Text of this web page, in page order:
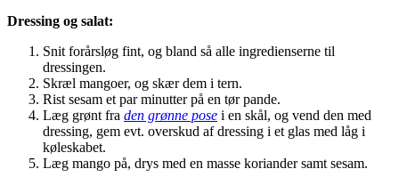
Dressing og salat:
Snit forårsløg fint, og bland så alle ingredienserne til
dressingen.
Skræl mangoer, og skær dem i tern.
Rist sesam et par minutter på en tør pande.
Læg grønt fra den grønne pose i en skål, og vend den med
dressing, gem evt. overskud af dressing i et glas med låg i
køleskabet.
Læg mango på, drys med en masse koriander samt sesam.